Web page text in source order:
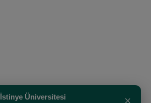
İstinye Üniversitesi